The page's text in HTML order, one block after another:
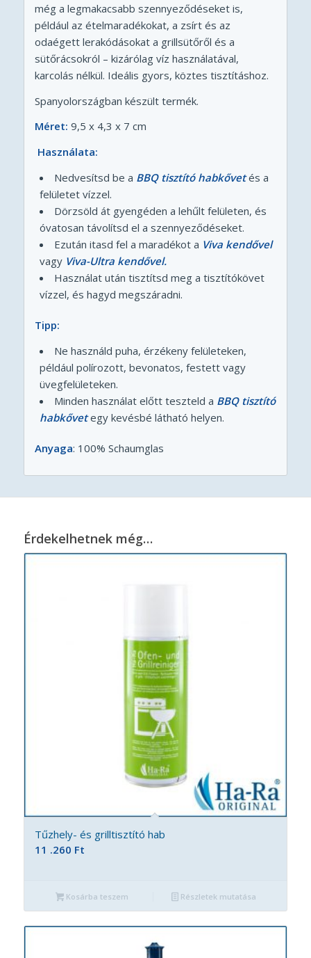
még a legmakacsabb szennyeződéseket is,
például az ételmaradékokat, a zsírt és az
odaégett lerakódásokat a grillsütőről és a
sütőrácsokról – kizárólag víz használatával,
karcolás nélkül. Ideális gyors, köztes tisztításhoz.
Spanyolországban készült termék.
Méret: 9,5 x 4,3 x 7 cm
Használata:
Nedvesítsd be a BBQ tisztító habkővetés a
felületet vízzel.
Dörzsöld át gyengéden a lehűlt felületen, és
óvatosan távolítsd el a szennyeződéseket.
Ezután itasd fel a maradékot a Viva kendővel
vagyViva-Ultra kendővel.
Használat után tisztítsd meg a tisztítókövet
vízzel, és hagyd megszáradni.
Tipp:
Ne használd puha, érzékeny felületeken,
például polírozott, bevonatos, festett vagy
üvegfelületeken.
Minden használat előtt teszteld a BBQ tisztító
habkővetegy kevésbé látható helyen.
Anyaga: 100% Schaumglas
Érdekelhetnek még…
Tűzhely- és grilltisztító hab
11 .260 Ft
Kosárba teszem Részletek mutatása